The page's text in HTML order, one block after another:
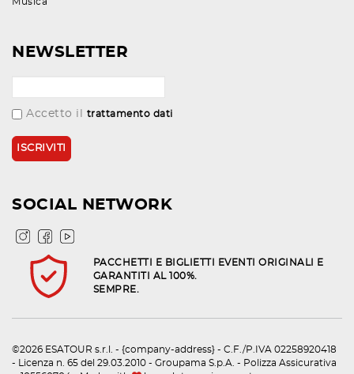
NEWSLETTER
Accetto il trattamento dati
SOCIAL NETWORK
PACCHETTI E BIGLIETTI EVENTI ORIGINALI E
GARANTITI AL 100%.
SEMPRE.
©2026 ESATOUR s.r.l. - {company-address} - C.F./P.IVA 02258920418
- Licenza n. 65 del 29.03.2010 - Groupama S.p.A. - Polizza Assicurativa